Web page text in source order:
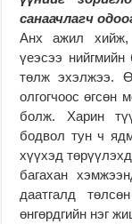
санаачлагч
Анх ажил хийж,
үеэсээ
төлж эхэлжээ.
олгогчоос өгсөн
болж. Харин
бодвол тун ч
хүүхэд
багахан
даатгалд
өнгөрдгийн нэг